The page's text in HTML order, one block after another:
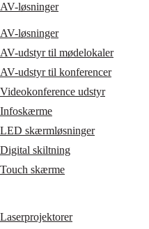
AV-løsninger
AV-løsninger
AV-udstyr til mødelokaler
AV-udstyr til konferencer
Videokonference udstyr
Infoskærme
LED skærmløsninger
Digital skiltning
Touch skærme
Laserprojektorer